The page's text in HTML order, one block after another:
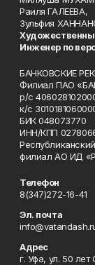
Раиля ГАЛЕЕВА,
Зульфия
Инженер по
БАНКОВСКИЕ
Филиал ПАО
р/с
к/с
БИК 048073770
ИНН/КПП
филиал АО ИД
Телефон
8(347)272-16-41
Эл. почта
Адрес
г. Уфа, ул. 50